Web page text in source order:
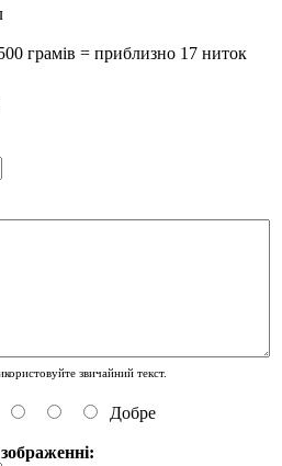
грамів = приблизно 17 ниток
звичайний текст.
Добре